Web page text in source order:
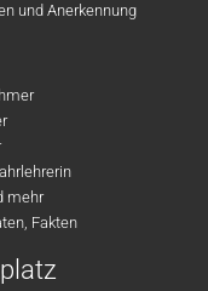
und Anerkennung
mehr
Fakten